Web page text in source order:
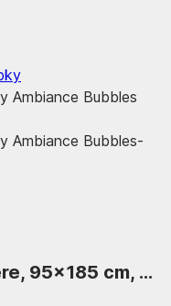
95x185 cm, …